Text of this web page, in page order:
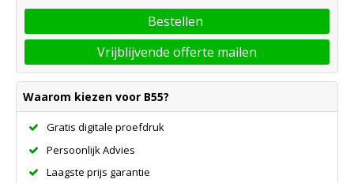
Bestellen
Vrijblijvende offerte mailen
Waarom kiezen voor B55?
Gratis digitale proefdruk
Persoonlijk Advies
Laagste prijs garantie